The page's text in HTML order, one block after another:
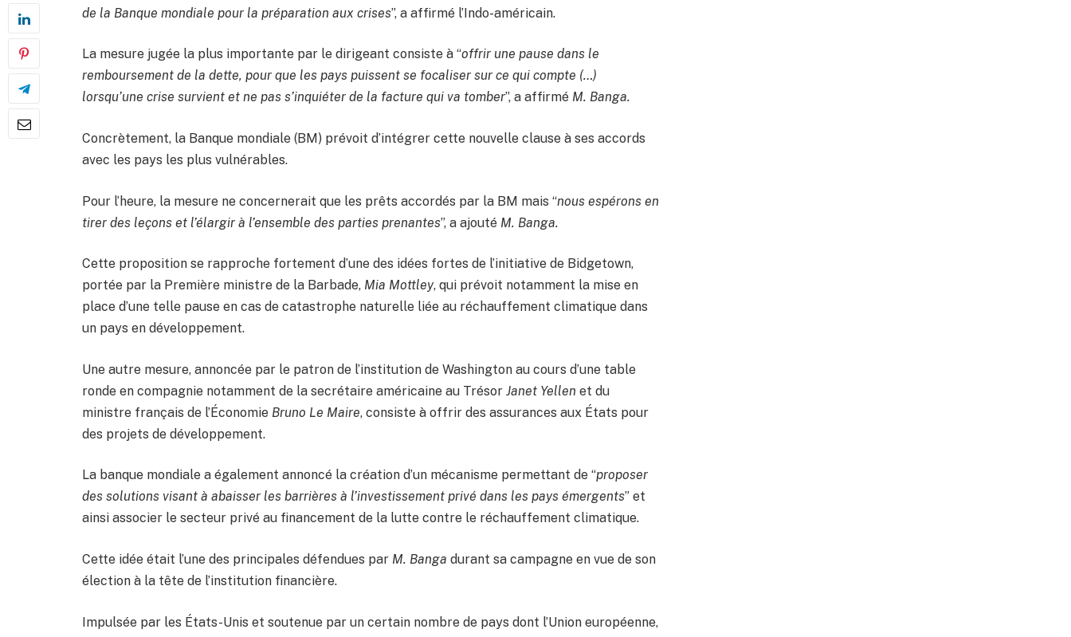
de la Banque mondiale pour la préparation aux crises”, a affirmé l’Indo-américain.
La mesure jugée la plus importante par le dirigeant consiste à “offrir une pause dans le
remboursement de la dette, pour que les pays puissent se focaliser sur ce qui compte (…)
lorsqu’une crise survient et ne pas s’inquiéter de la facture qui va tomber”, a affirmé M. Banga.
Concrètement, la Banque mondiale (BM) prévoit d’intégrer cette nouvelle clause à ses accords
avec les pays les plus vulnérables.
Pour l’heure, la mesure ne concernerait que les prêts accordés par la BM mais “nous espérons en
tirer des leçons et l’élargir à l’ensemble des parties prenantes”, a ajouté M. Banga.
Cette proposition se rapproche fortement d’une des idées fortes de l’initiative de Bidgetown,
portée par la Première ministre de la Barbade, Mia Mottley, qui prévoit notamment la mise en
place d’une telle pause en cas de catastrophe naturelle liée au réchauffement climatique dans
un pays en développement.
Une autre mesure, annoncée par le patron de l’institution de Washington au cours d’une table
ronde en compagnie notamment de la secrétaire américaine au Trésor Janet Yellen et du
ministre français de l’Économie Bruno Le Maire, consiste à offrir des assurances aux États pour
des projets de développement.
La banque mondiale a également annoncé la création d’un mécanisme permettant de “proposer
des solutions visant à abaisser les barrières à l’investissement privé dans les pays émergents” et
ainsi associer le secteur privé au financement de la lutte contre le réchauffement climatique.
Cette idée était l’une des principales défendues par M. Banga durant sa campagne en vue de son
élection à la tête de l’institution financière.
Impulsée par les États-Unis et soutenue par un certain nombre de pays dont l’Union européenne,